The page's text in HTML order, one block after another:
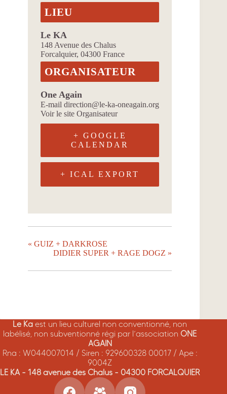
LIEU
Le KA
148 Avenue des Chalus
Forcalquier, 04300 France
ORGANISATEUR
One Again
E-mail direction@le-ka-oneagain.org
Voir le site Organisateur
+ GOOGLE
CALENDAR
+ ICAL EXPORT
« GUIZ + DARKROSE
DIDIER SUPER + RAGE DOGZ »
Le Kaest un lieu culturel non conventionné, non
labélisé, non subventionné régi par l’associationONE
AGAIN
Rna : W044007014 / Siren : 929600328 00017 / Ape :
9004Z
LE KA - 148 avenue des Chalus - 04300 FORCALQUIER